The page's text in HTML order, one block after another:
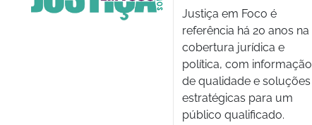
Justiça em Foco é
referência há 20 anos na
cobertura jurídica e
política, com informação
de qualidade e soluções
estratégicas para um
público qualificado.